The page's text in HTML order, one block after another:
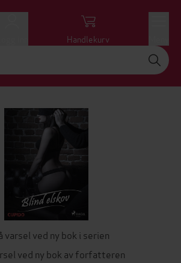
Handlekurv
varsel ved ny bok i serien
ved ny bok av forfatteren